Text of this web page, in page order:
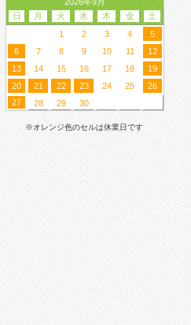
日
月 火 水 木 金
土
1
2 3 4
5
6
7 8 9 10 11
12
13
14 15 16 17 18
19
20
21 22 23 24 25
26
27
28 29 30
※オレンジ色のセルは休業日です